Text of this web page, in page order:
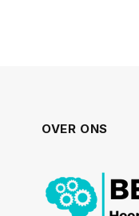
OVER ONS